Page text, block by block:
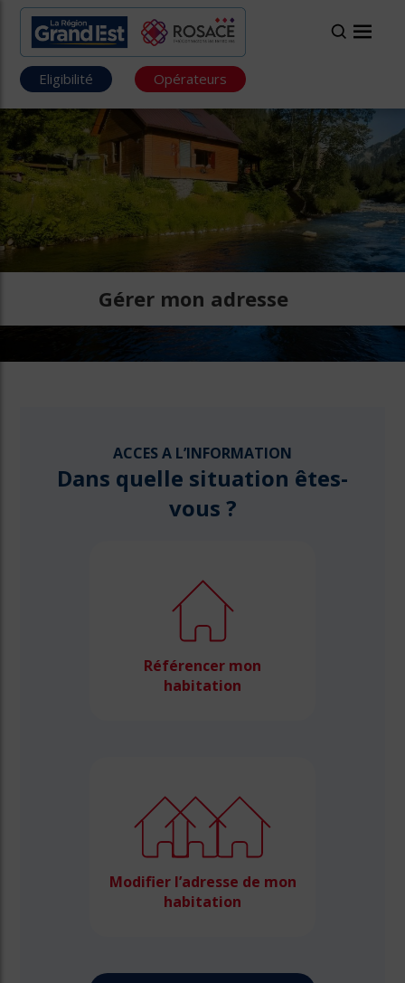
Eligibilité Opérateurs
Gérer mon adresse
ACCES A L’INFORMATION
Dans quelle situation êtes-
vous ?
Référencer mon
habitation
Modifier l’adresse de mon
habitation